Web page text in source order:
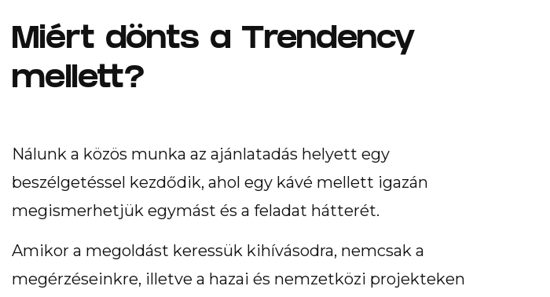
Miért dönts a Trendency
mellett?
Nálunk a közös munka az ajánlatadás helyett egy
beszélgetéssel kezdődik, ahol egy kávé mellett igazán
megismerhetjük egymást és a feladat hátterét.
Amikor a megoldást keressük kihívásodra, nemcsak a
megérzéseinkre, illetve a hazai és nemzetközi projekteken